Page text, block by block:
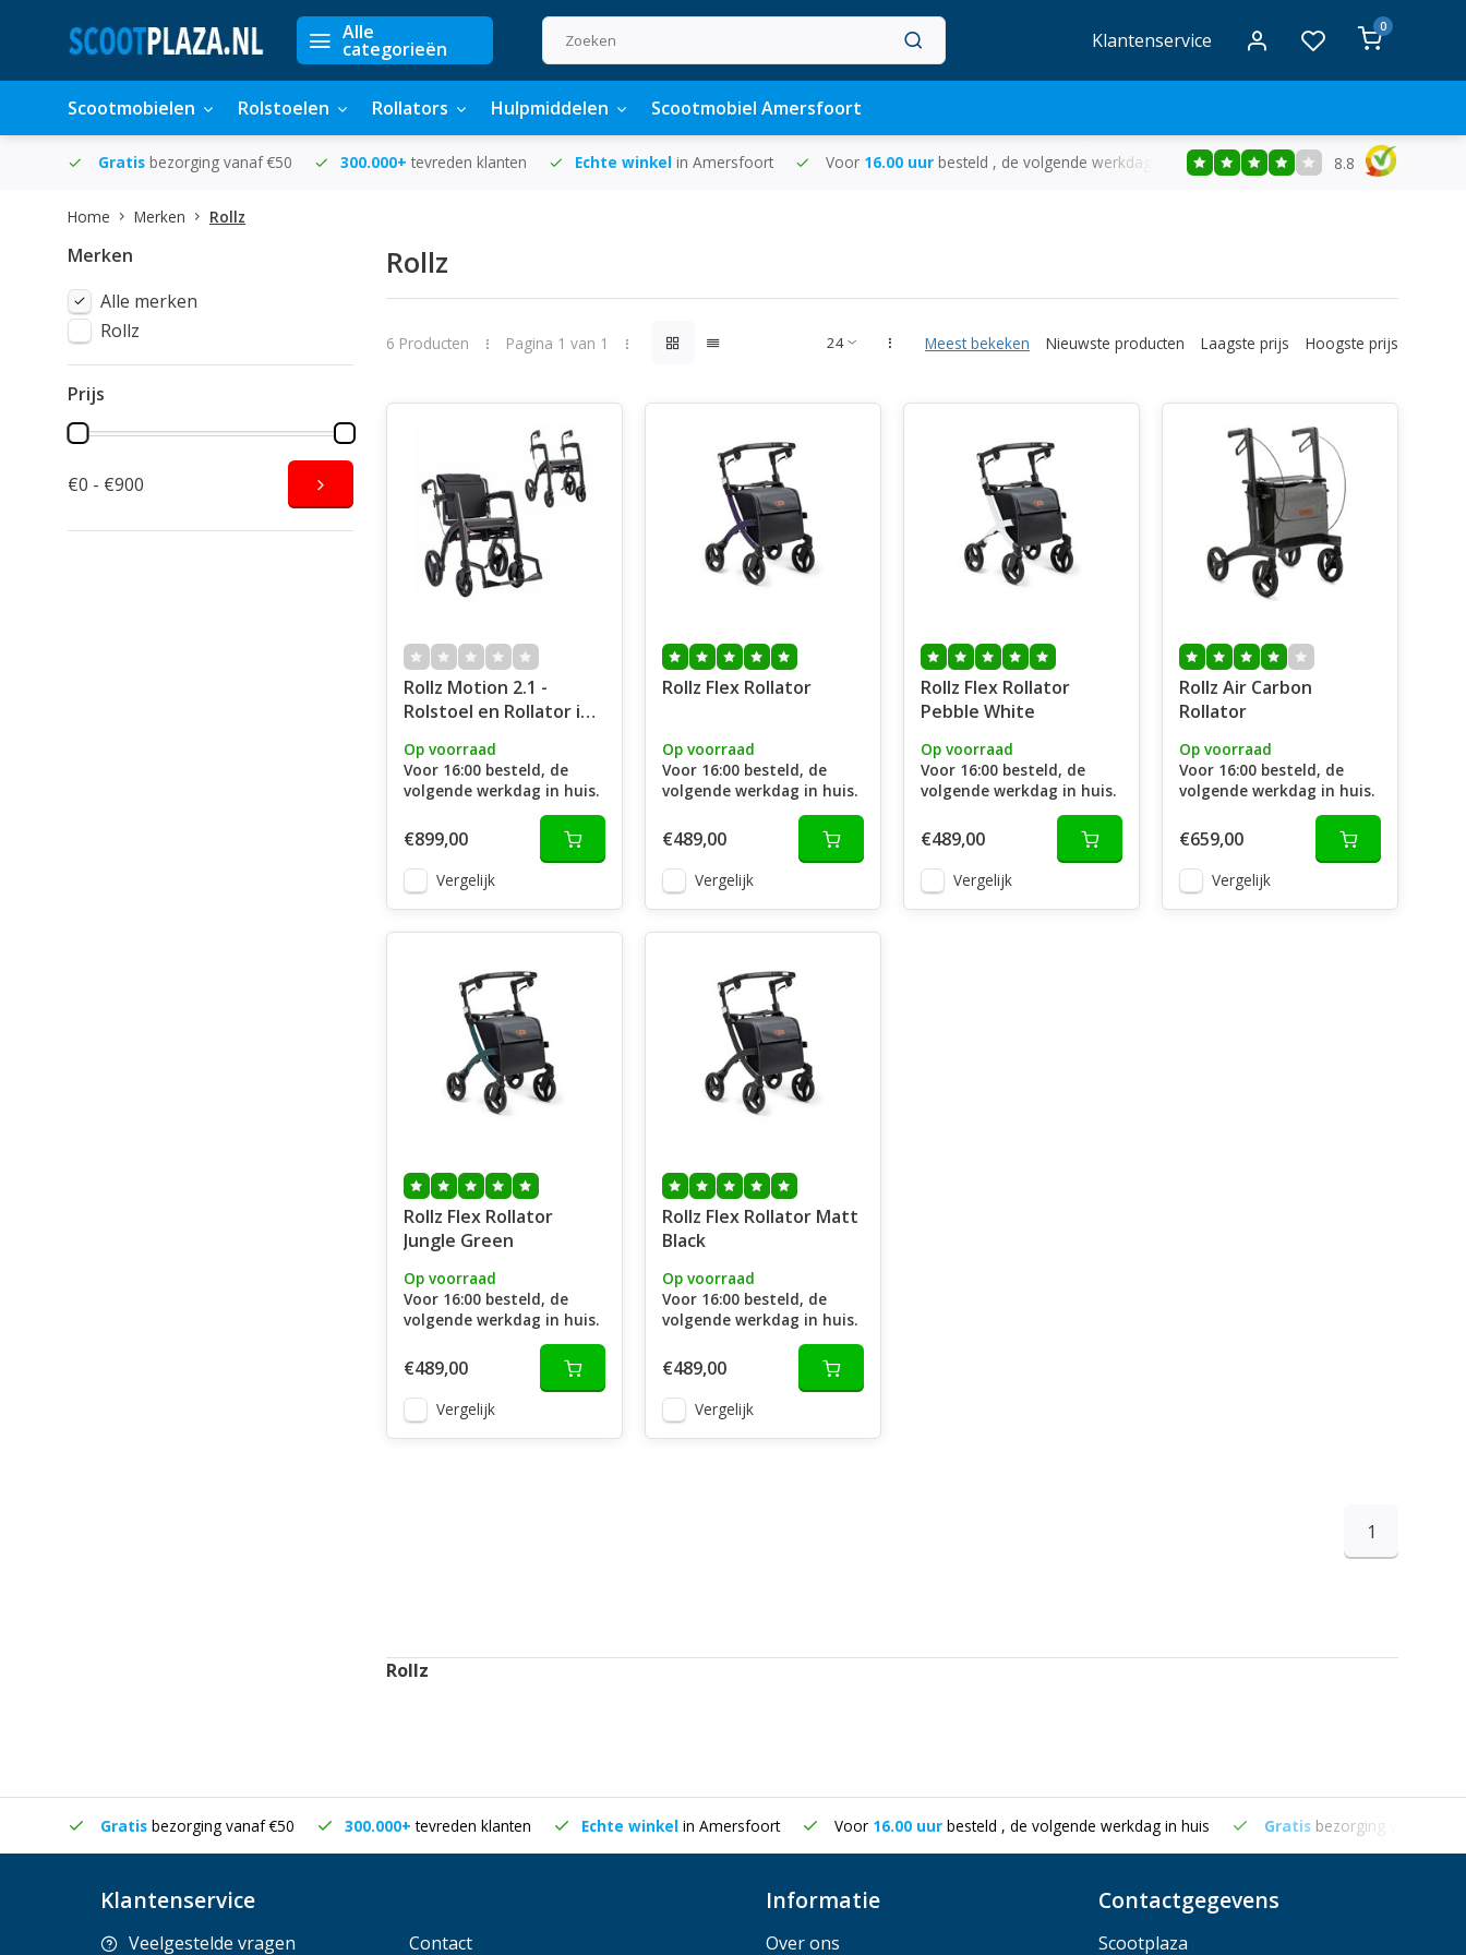
Alle
categorieën Klantenservice
0
Scootmobielen Rolstoelen Rollators Hulpmiddelen Scootmobiel Amersfoort
Gratis bezorging vanaf €50 300.000+ tevreden klanten Echte winkel in Amersfoort Voor 16.00 uur besteld , de volgende werkdag in huis Gratisbezorging vanaf €50
8.8
Home Merken Rollz
Merken
Alle merken
Rollz
Prijs
€0 - €900
Rollz
6 Producten Pagina 1 van 1 Meest bekeken Nieuwste producten Laagste prijs Hoogste prijs
Rollz Motion 2.1 -
Rolstoel en Rollator in
Op voorraad
Voor 16:00 besteld, de
volgende werkdag in huis.
€899,00
Vergelijk
Rollz Flex Rollator
Op voorraad
Voor 16:00 besteld, de
volgende werkdag in huis.
€489,00
Vergelijk
Rollz Flex Rollator
Pebble White
Op voorraad
Voor 16:00 besteld, de
volgende werkdag in huis.
€489,00
Vergelijk
Rollz Air Carbon
Rollator
Op voorraad
Voor 16:00 besteld, de
volgende werkdag in huis.
€659,00
Vergelijk
Rollz Flex Rollator
Jungle Green
Op voorraad
Voor 16:00 besteld, de
volgende werkdag in huis.
€489,00
Vergelijk
Rollz Flex Rollator Matt
Black
Op voorraad
Voor 16:00 besteld, de
volgende werkdag in huis.
€489,00
Vergelijk
1
Rollz
Gratis bezorging vanaf €50 300.000+tevreden klanten Echte winkel in Amersfoort Voor 16.00 uur besteld , de volgende werkdag in huis Gratis bezorging vanaf €50
Klantenservice
Veelgestelde vragen Contact
Informatie
Over ons
Contactgegevens
Scootplaza